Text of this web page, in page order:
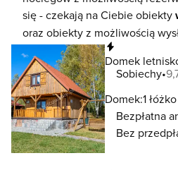
się - czekają na Ciebie obiekty
oraz obiekty z możliwością
Domek
Sobiechy
Domek:1 łóżko
Bezpłatna
Bez